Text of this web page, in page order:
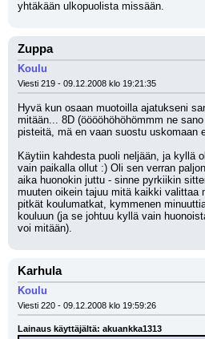
yhtäkään ulkopuolista missään.
Zuppa
Koulu
Viesti 219 - 09.12.2008 klo 19:21:35
Hyvä kun osaan muotoilla ajatukseni
mitään... 8D (ööööhöhöhömmm ne
pisteitä, mä en vaan suostu uskomaan
Käytiin kahdesta puoli neljään, ja kyllä
vain paikalla ollut :) Oli sen verran
aika huonokin juttu - sinne pyrkiikin
muuten oikein tajuu mitä kaikki valittaa
pitkät koulumatkat, kymmenen
kouluun (ja se johtuu kyllä vain
voi mitään).
Karhula
Koulu
Viesti 220 - 09.12.2008 klo 19:59:26
Lainaus käyttäjältä: akuankka1313